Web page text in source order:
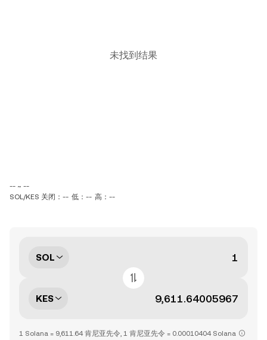
未找到结果
-- ~ --
SOL/KES 关闭：-- 低：-- 高：--
SOL
KES
1 Solana = 9,611.64 肯尼亚先令, 1 肯尼亚先令 = 0.00010404 Solana